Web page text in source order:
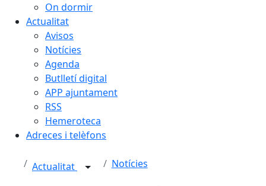
On dormir
Actualitat
Avisos
Notícies
Agenda
Butlletí digital
APP ajuntament
RSS
Hemeroteca
Adreces i telèfons
Actualitat Notícies